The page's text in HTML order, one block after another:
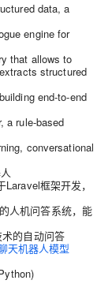
data, a
engine for
that allows to
structured
end-to-end
a rule-based
conversational
框架开发，
人机问答系统，能
的自动问答
天机器人模型